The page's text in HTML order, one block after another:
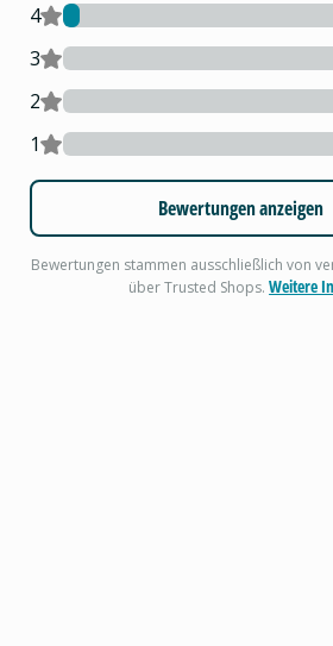
4
3
2
1
Bewertungen anzeigen
Bewertungen stammen ausschließlich von
über Trusted Shops.Weitere